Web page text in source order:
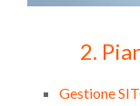
2.
Gestione